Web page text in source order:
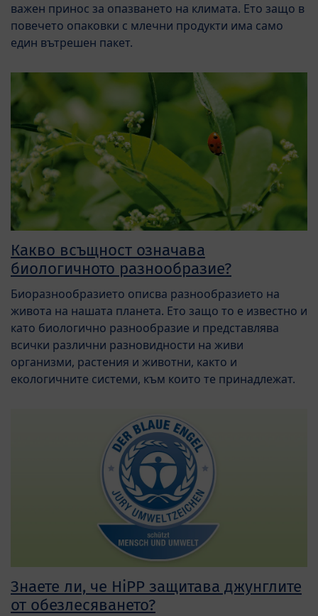
важен принос за опазването на климата. Ето защо в
повечето опаковки с млечни продукти има само
един вътрешен пакет.
Какво всъщност означава
биологичното разнообразие?
Биоразнообразието описва разнообразието на
живота на нашата планета. Ето защо то е известно и
като биологично разнообразие и представлява
всички различни разновидности на живи
организми, растения и животни, както и
екологичните системи, към които те принадлежат.
Знаете ли, че HiPP защитава джунглите
от обезлесяването?